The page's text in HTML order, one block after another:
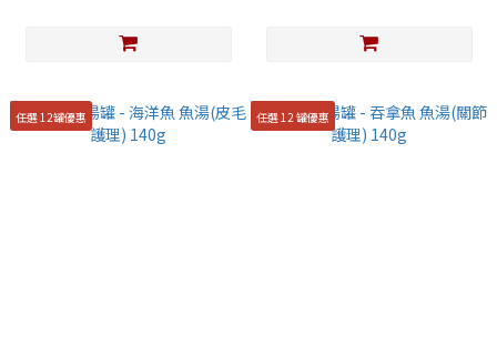
任選 12罐優惠 任選 12 罐優惠